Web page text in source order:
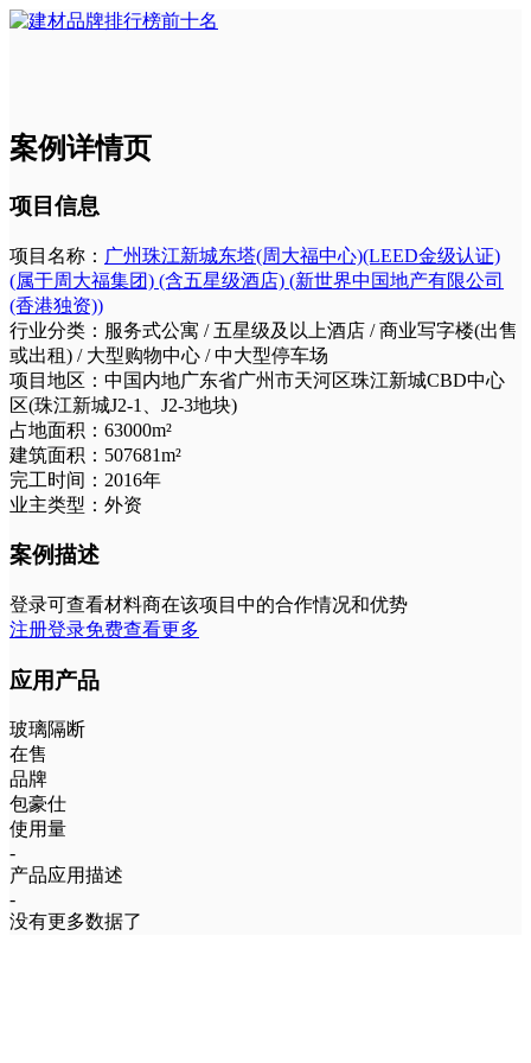
案例详情页
项目信息
项目名称： 广州珠江新城东塔(周大福中心)(LEED金级认证)
(属于周大福集团) (含五星级酒店) (新世界中国地产有限公司
(香港独资))
行业分类： 服务式公寓 / 五星级及以上酒店 / 商业写字楼(出售
或出租) / 大型购物中心 / 中大型停车场
项目地区： 中国内地广东省广州市天河区珠江新城CBD中心
区(珠江新城J2-1、J2-3地块)
占地面积： 63000m²
建筑面积： 507681m²
完工时间： 2016年
业主类型： 外资
案例描述
登录可查看材料商在该项目中的合作情况和优势
注册登录免费查看更多
应用产品
玻璃隔断
在售
品牌
包豪仕
使用量
-
产品应用描述
-
没有更多数据了